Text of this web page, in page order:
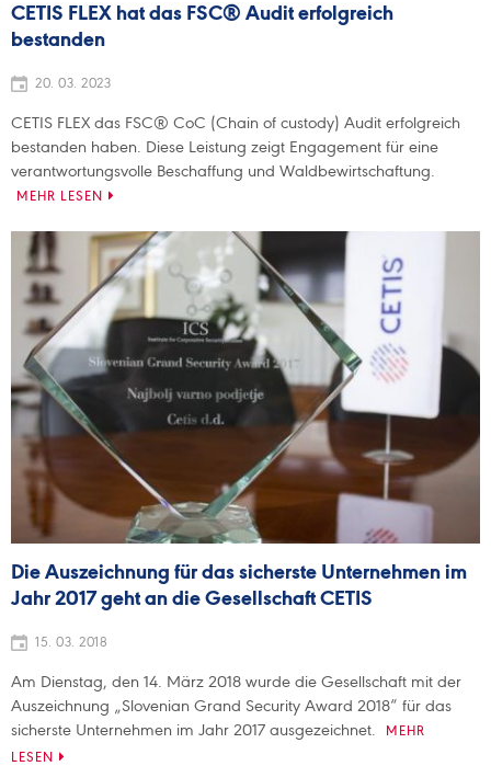
CETIS FLEX hat das FSC® Audit erfolgreich
bestanden
20. 03. 2023
CETIS FLEX das FSC® CoC (Chain of custody) Audit erfolgreich
bestanden haben. Diese Leistung zeigt Engagement für eine
verantwortungsvolle Beschaffung und Waldbewirtschaftung.
MEHR LESEN
Die Auszeichnung für das sicherste Unternehmen im
Jahr 2017 geht an die Gesellschaft CETIS
15. 03. 2018
Am Dienstag, den 14. März 2018 wurde die Gesellschaft mit der
Auszeichnung „Slovenian Grand Security Award 2018“ für das
sicherste Unternehmen im Jahr 2017 ausgezeichnet.
MEHR
LESEN